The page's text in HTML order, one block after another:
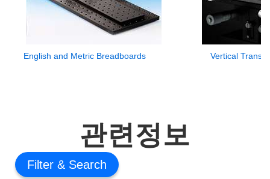
English and Metric Breadboards Vertical
관련정보
Filter